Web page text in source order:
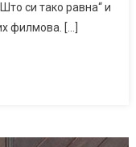
си тако равна“ и
филмова. […]